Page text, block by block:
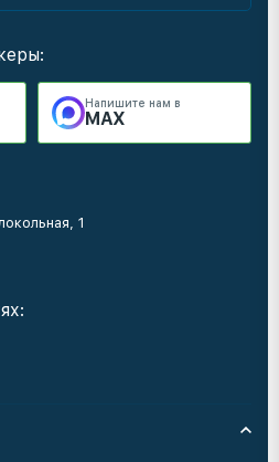
Напишите нам в
MAX
1